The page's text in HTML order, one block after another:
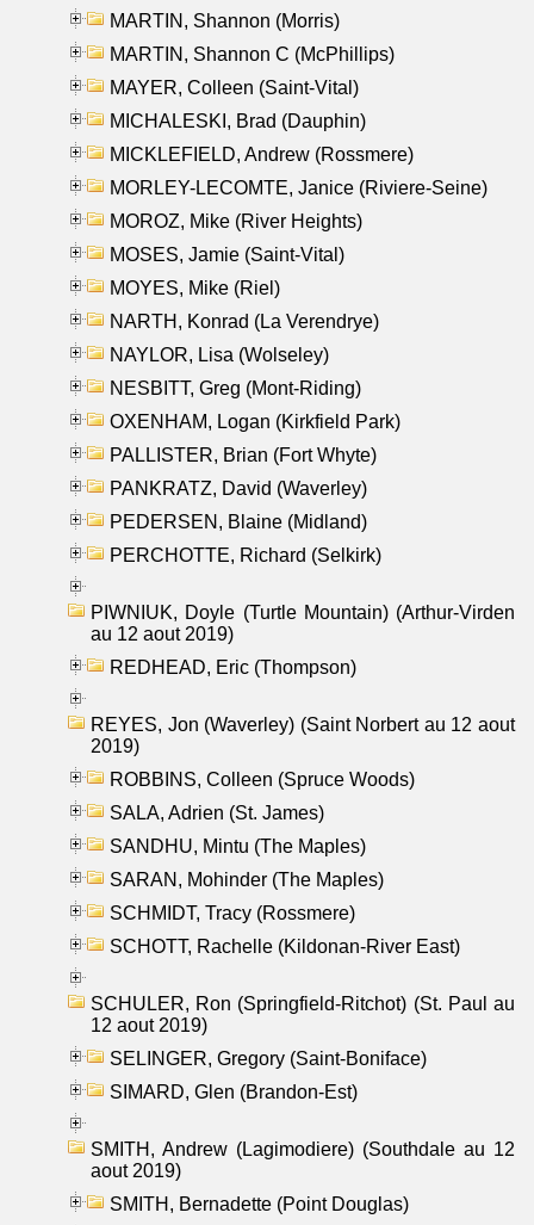
MARTIN, Shannon (Morris)
MARTIN, Shannon C (McPhillips)
MAYER, Colleen (Saint-Vital)
MICHALESKI, Brad (Dauphin)
MICKLEFIELD, Andrew (Rossmere)
MORLEY-LECOMTE, Janice (Riviere-Seine)
MOROZ, Mike (River Heights)
MOSES, Jamie (Saint-Vital)
MOYES, Mike (Riel)
NARTH, Konrad (La Verendrye)
NAYLOR, Lisa (Wolseley)
NESBITT, Greg (Mont-Riding)
OXENHAM, Logan (Kirkfield Park)
PALLISTER, Brian (Fort Whyte)
PANKRATZ, David (Waverley)
PEDERSEN, Blaine (Midland)
PERCHOTTE, Richard (Selkirk)
PIWNIUK, Doyle (Turtle Mountain) (Arthur-Virden
au 12 aout 2019)
REDHEAD, Eric (Thompson)
REYES, Jon (Waverley) (Saint Norbert au 12 aout
2019)
ROBBINS, Colleen (Spruce Woods)
SALA, Adrien (St. James)
SANDHU, Mintu (The Maples)
SARAN, Mohinder (The Maples)
SCHMIDT, Tracy (Rossmere)
SCHOTT, Rachelle (Kildonan-River East)
SCHULER, Ron (Springfield-Ritchot) (St. Paul au
12 aout 2019)
SELINGER, Gregory (Saint-Boniface)
SIMARD, Glen (Brandon-Est)
SMITH, Andrew (Lagimodiere) (Southdale au 12
aout 2019)
SMITH, Bernadette (Point Douglas)